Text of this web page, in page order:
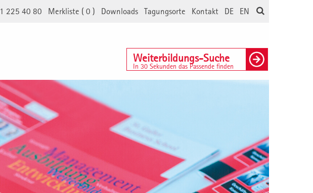
EN
DE
Kontakt
Tagungsorte
Downloads
Merkliste (0 )
225 40 80
Weiterbildungs-Suche
In 30 Sekunden das Passende finden